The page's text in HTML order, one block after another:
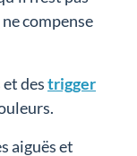
compense
destrigger
aiguës et